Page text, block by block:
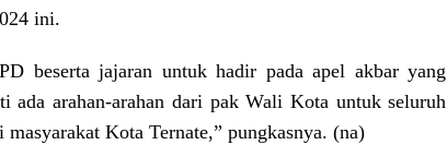
ini.
beserta jajaran untuk hadir pada apel akbar yang
ada arahan-arahan dari pak Wali Kota untuk seluruh
Kota Ternate,” pungkasnya. (na)